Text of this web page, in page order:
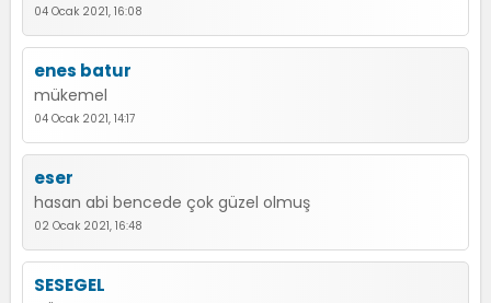
04 Ocak 2021, 16:08
enes batur
mükemel
04 Ocak 2021, 14:17
eser
hasan abi bencede çok güzel olmuş
02 Ocak 2021, 16:48
SESEGEL